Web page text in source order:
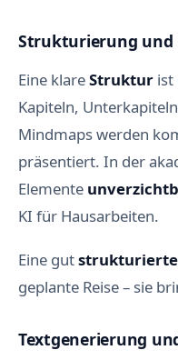
Strukturierung und
Eine klareStruktur ist
Kapiteln,
Mindmaps werden
präsentiert. In der
Elemente
KI für Hausarbeiten.
Eine gutstrukturierte
geplante Reise – sie
Textgenerierung